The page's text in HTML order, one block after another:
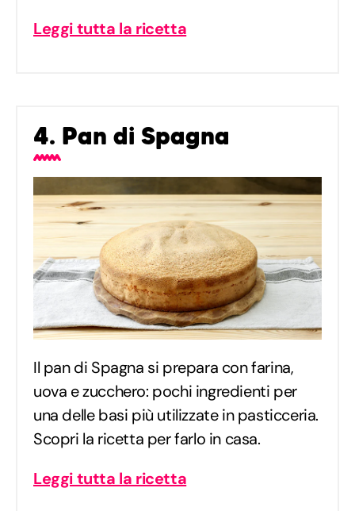
Leggi tutta la ricetta
4. Pan di Spagna
Il pan di Spagna si prepara con farina,
uova e zucchero: pochi ingredienti per
una delle basi più utilizzate in pasticceria.
Scopri la ricetta per farlo in casa.
Leggi tutta la ricetta